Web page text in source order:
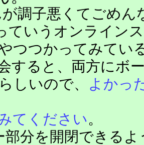
調子悪くてごめん
ていうオンライン
つつかってみてい
すると、両方にボ
しいので、
よかっ
てください。
部分を開閉できる